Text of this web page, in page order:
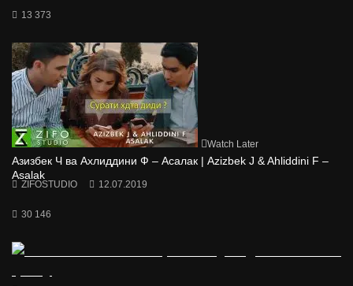
13 373
Watch Later
Азизбек Ч ва Ахлиддини Ф – Асалак | Azizbek J & Ahliddini F –
Asalak
ZIFOSTUDIO 12.07.2019
30 146